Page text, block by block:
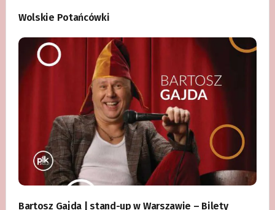
Wolskie Potańcówki
Bartosz Gajda | stand-up w Warszawie – Bilety